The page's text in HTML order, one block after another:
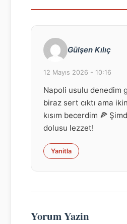
Gülşen Kılıç
12 Mayıs 2026 - 10:16
Napoli usulu denedim
biraz sert cıktı ama
kısım becerdim 🍕
dolusu lezzet!
Yanitla
Yorum Yazin